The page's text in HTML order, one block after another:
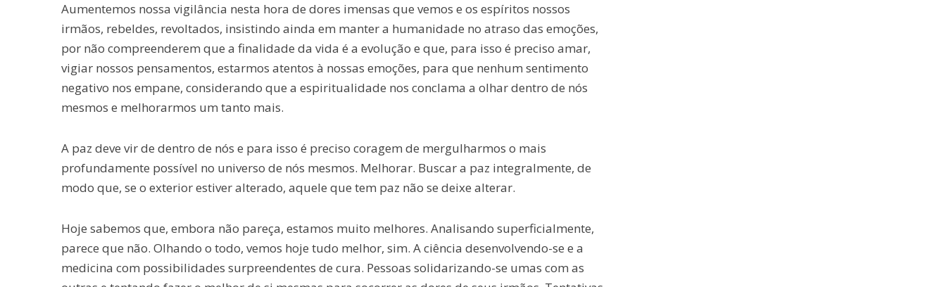
Aumentemos nossa vigilância nesta hora de dores imensas que vemos e os espíritos nossos
irmãos, rebeldes, revoltados, insistindo ainda em manter a humanidade no atraso das emoções,
por não compreenderem que a finalidade da vida é a evolução e que, para isso é preciso amar,
vigiar nossos pensamentos, estarmos atentos à nossas emoções, para que nenhum sentimento
negativo nos empane, considerando que a espiritualidade nos conclama a olhar dentro de nós
mesmos e melhorarmos um tanto mais.
A paz deve vir de dentro de nós e para isso é preciso coragem de mergulharmos o mais
profundamente possível no universo de nós mesmos. Melhorar. Buscar a paz integralmente, de
modo que, se o exterior estiver alterado, aquele que tem paz não se deixe alterar.
Hoje sabemos que, embora não pareça, estamos muito melhores. Analisando superficialmente,
parece que não. Olhando o todo, vemos hoje tudo melhor, sim. A ciência desenvolvendo-se e a
medicina com possibilidades surpreendentes de cura. Pessoas solidarizando-se umas com as